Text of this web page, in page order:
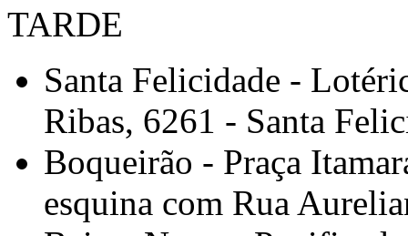
TARDE
Santa Felicidade -
Ribas, 6261 - Santa
Boqueirão - Praça
esquina com Rua